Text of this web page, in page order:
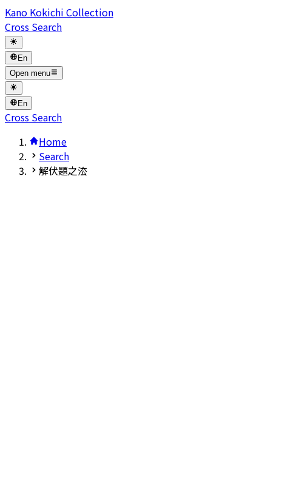
Kano Kokichi Collection
Cross Search
En
Open menu
En
Cross Search
Home
Search
解伏題之㳒